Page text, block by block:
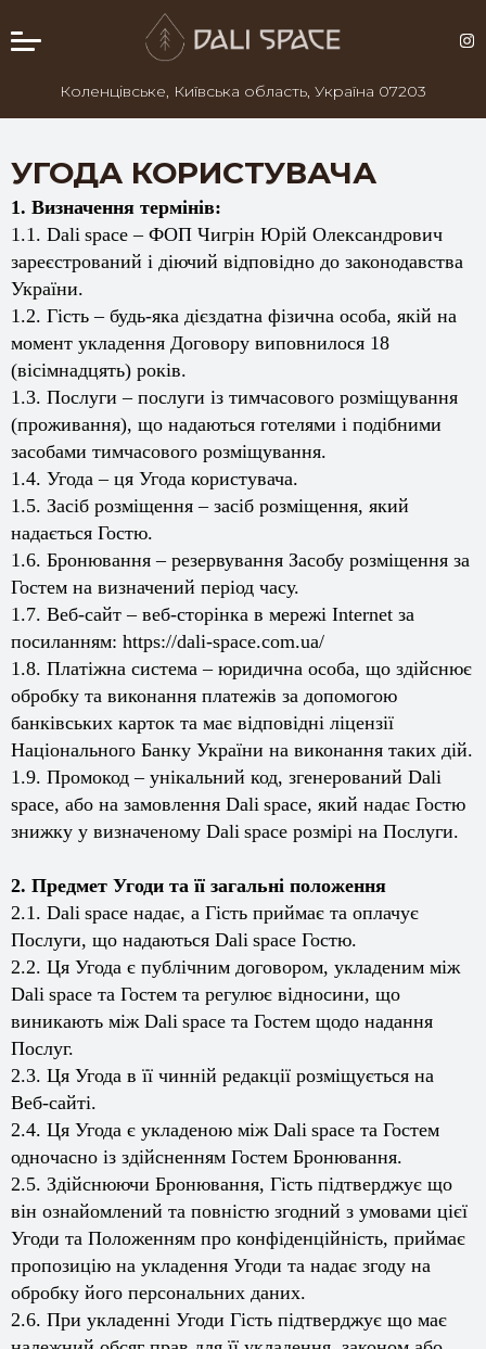
Коленцівське, Київська область, Україна 07203
УГОДА КОРИСТУВАЧА
1. Визначення термінів:
1.1. Dali space – ФОП Чигрін Юрій Олександрович
зареєстрований і діючий відповідно до законодавства
України.
1.2. Гість – будь-яка дієздатна фізична особа, якій на
момент укладення Договору виповнилося 18
(вісімнадцять) років.
1.3. Послуги – послуги із тимчасового розміщування
(проживання), що надаються готелями і подібними
засобами тимчасового розміщування.
1.4. Угода – ця Угода користувача.
1.5. Засіб розміщення – засіб розміщення, який
надається Гостю.
1.6. Бронювання – резервування Засобу розміщення за
Гостем на визначений період часу.
1.7. Веб-сайт – веб-сторінка в мережі Internet за
посиланням: https://dali-space.com.ua/
1.8. Платіжна система – юридична особа, що здійснює
обробку та виконання платежів за допомогою
банківських карток та має відповідні ліцензії
Національного Банку України на виконання таких дій.
1.9. Промокод – унікальний код, згенерований Dali
space, або на замовлення Dali space, який надає Гостю
знижку у визначеному Dali space розмірі на Послуги.
2. Предмет Угоди та її загальні положення
2.1. Dali space надає, а Гість приймає та оплачує
Послуги, що надаються Dali space Гостю.
2.2. Ця Угода є публічним договором, укладеним між
Dali space та Гостем та регулює відносини, що
виникають між Dali space та Гостем щодо надання
Послуг.
2.3. Ця Угода в її чинній редакції розміщується на
Веб-сайті.
2.4. Ця Угода є укладеною між Dali space та Гостем
одночасно із здійсненням Гостем Бронювання.
2.5. Здійснюючи Бронювання, Гість підтверджує що
він ознайомлений та повністю згодний з умовами цієї
Угоди та Положенням про конфіденційність, приймає
пропозицію на укладення Угоди та надає згоду на
обробку його персональних даних.
2.6. При укладенні Угоди Гість підтверджує що має